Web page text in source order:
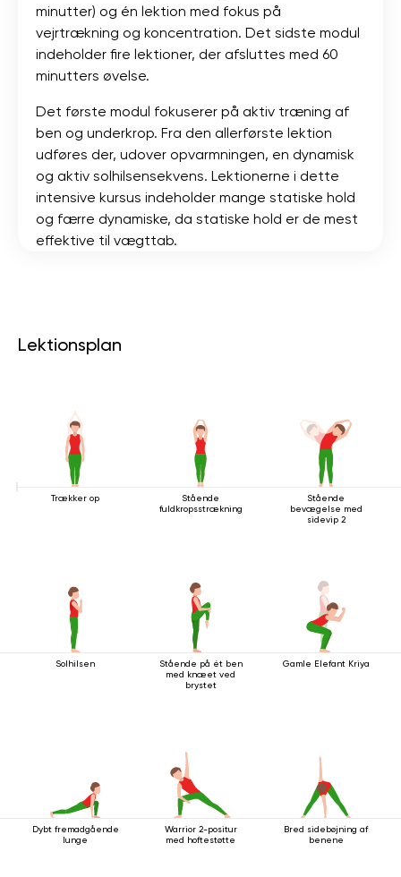
minutter) og én lektion med fokus på
vejrtrækning og koncentration. Det sidste modul
indeholder fire lektioner, der afsluttes med 60
minutters øvelse.
Det første modul fokuserer på aktiv træning af
ben og underkrop. Fra den allerførste lektion
udføres der, udover opvarmningen, en dynamisk
og aktiv solhilsensekvens. Lektionerne i dette
intensive kursus indeholder mange statiske hold
og færre dynamiske, da statiske hold er de mest
effektive til vægttab.
Lektionsplan
Trækker op
Stående
fuldkropsstrækning
Stående
bevægelse med
sidevip 2
Solhilsen
Stående på ét ben
med knæet ved
brystet
Gamle Elefant Kriya
Dybt fremadgående
lunge
Warrior 2-positur
med hoftestøtte
Bred sidebøjning af
benene